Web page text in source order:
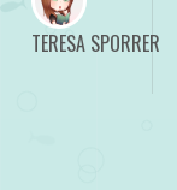
TERESA SPORRER